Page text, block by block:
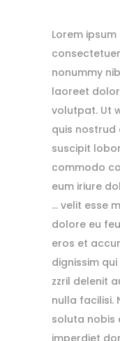
Lorem
nonummy
laoreet
volutpat. Ut
quis
suscipit
commodo
eum iriure
… velit esse
dolore eu
eros et
dignissim
zzril delenit
nulla facilisi.
soluta nobis